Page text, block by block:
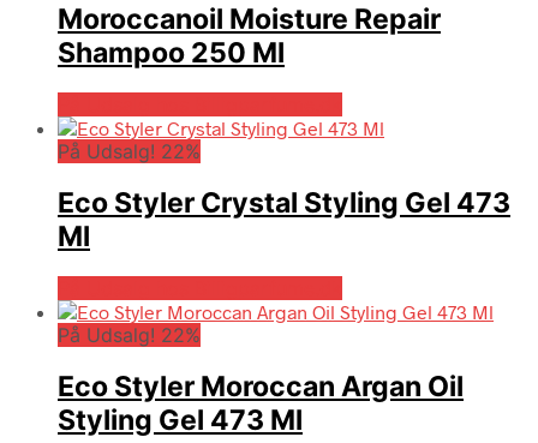
Moroccanoil Moisture Repair
Shampoo 250 Ml
På Udsalg! 22%
Eco Styler Crystal Styling Gel 473
Ml
På Udsalg! 22%
Eco Styler Moroccan Argan Oil
Styling Gel 473 Ml